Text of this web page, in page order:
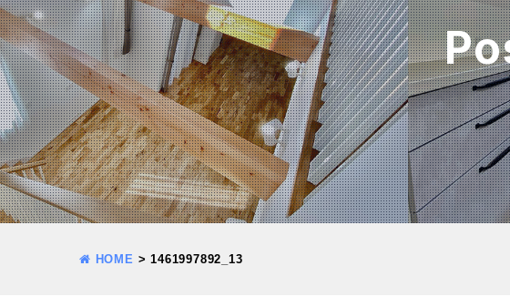
HOME >1461997892_13